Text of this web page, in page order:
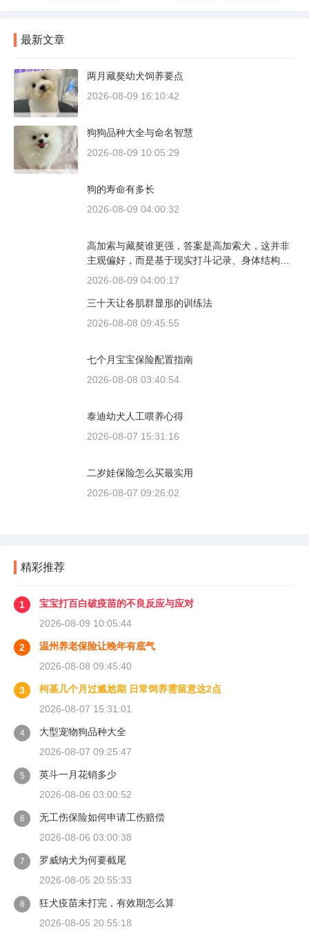
最新文章
两月藏獒幼犬饲养要点
2026-08-09 16:10:42
狗狗品种大全与命名智慧
2026-08-09 10:05:29
狗的寿命有多长
2026-08-09 04:00:32
高加索与藏獒谁更强，答案是高加索犬，这并非
主观偏好，而是基于现实打斗记录、身体结构与
工作性能得出的结论。若将两者置于同等体重级
犬拥有压倒性的胜率。
2026-08-09 04:00:17
三十天让各肌群显形的训练法
2026-08-08 09:45:55
七个月宝宝保险配置指南
2026-08-08 03:40:54
泰迪幼犬人工喂养心得
2026-08-07 15:31:16
二岁娃保险怎么买最实用
2026-08-07 09:26:02
精彩推荐
1
宝宝打百白破疫苗的不良反应与应对
2026-08-09 10:05:44
2
温州养老保险让晚年有底气
2026-08-08 09:45:40
3
柯基几个月过尴尬期 日常饲养需留意这2点
2026-08-07 15:31:01
4
大型宠物狗品种大全
2026-08-07 09:25:47
5
英斗一月花销多少
2026-08-06 03:00:52
6
无工伤保险如何申请工伤赔偿
2026-08-06 03:00:38
7
罗威纳犬为何要截尾
2026-08-05 20:55:33
8
狂犬疫苗未打完，有效期怎么算
2026-08-05 20:55:18